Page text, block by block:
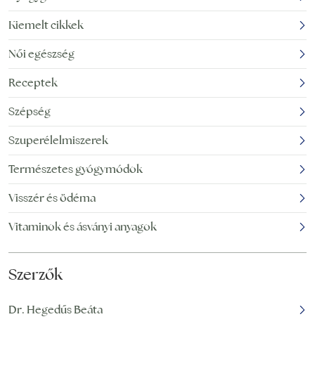
gyógyításában, csak az
utóbbi évtizedekben
Az algák elképesztően
változatos élőlények,
valahol
felgyorsítható. Az elmúlt
gyakrabban hallhattak a
különféle algákról, mint
növekvő népszerűségük
Kiemelt cikkek
Női egészség
Receptek
Szépség
Szuperélelmiszerek
Természetes gyógymódok
Visszér és ödéma
Vitaminok és ásványi anyagok
Szerzők
Dr. Hegedűs Beáta